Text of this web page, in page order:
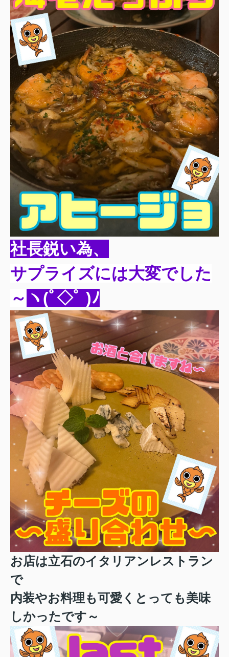
社長鋭い為、
サプライズには大変でした
～ ヽ(ﾟ◇ﾟ )ﾉ
お店は立石のイタリアンレストラン
で
内装やお料理も可愛くとっても美味
しかったです～